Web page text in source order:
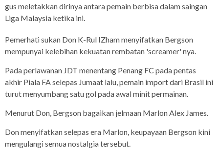
gus meletakkan dirinya antara pemain berbisa dalam saingan
Liga Malaysia ketika ini.
Pemerhati sukan Don K-Rul IZham menyifatkan Bergson
mempunyai kelebihan kekuatan rembatan 'screamer' nya.
Pada perlawanan JDT menentang Penang FC pada pentas
akhir Piala FA selepas Jumaat lalu, pemain import dari Brasil ini
turut menyumbang satu gol pada awal minit permainan.
Menurut Don, Bergson bagaikan jelmaan Marlon Alex James.
Don menyifatkan selepas era Marlon, keupayaan Bergson kini
mengulangi semua nostalgia tersebut.